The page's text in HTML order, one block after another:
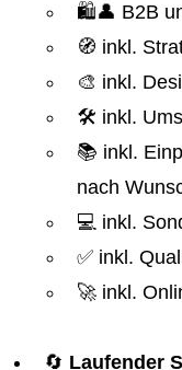
🛍️👤 B2B
🧭 inkl.
🎨 inkl.
🛠️ inkl.
📚 inkl.
nach
💻 inkl.
✅ inkl.
🚀 inkl.
🔄 Laufender